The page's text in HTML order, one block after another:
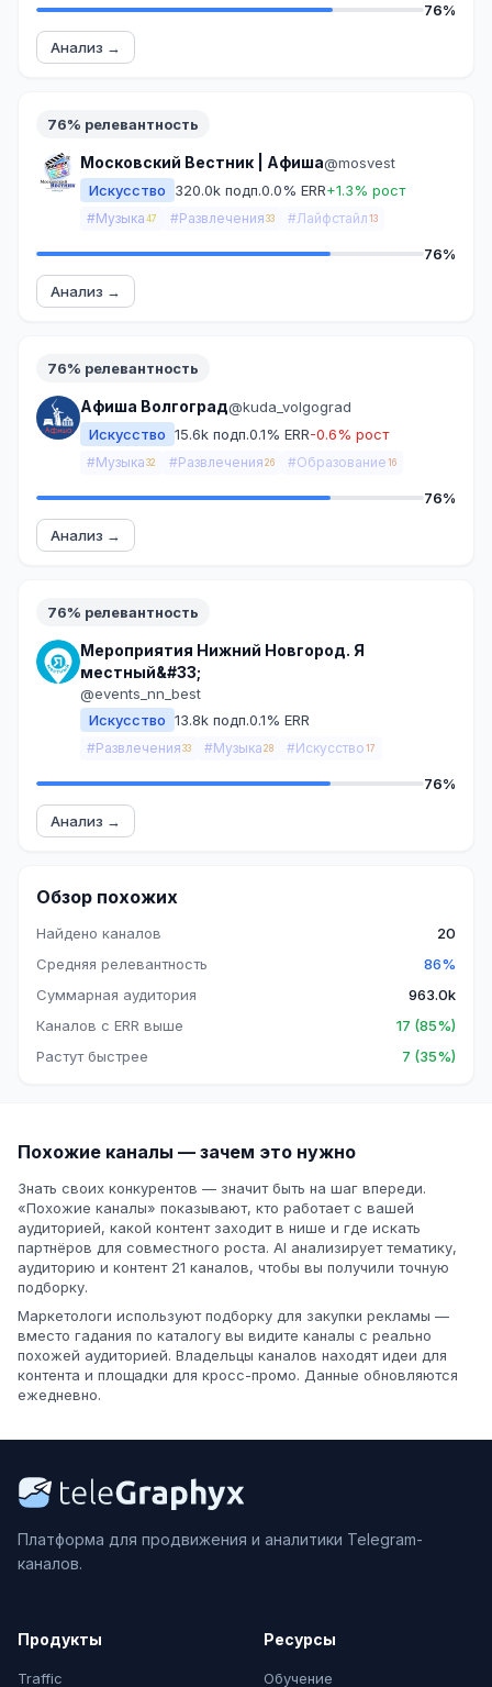
76%
Анализ →
76% релевантность
Московский Вестник | Афиша@mosvest
Искусство
320.0k подп.0.0% ERR+1.3% рост
#Музыка 47 #Развлечения 33 #Лайфстайл 13
76%
Анализ →
76% релевантность
Афиша Волгоград@kuda_volgograd
Искусство 15.6k подп.0.1% ERR-0.6% рост
#Музыка 32 #Развлечения 26 #Образование 16
76%
Анализ →
76% релевантность
Мероприятия Нижний Новгород. Я
местный&#33;
@events_nn_best
Искусство 13.8k подп.0.1% ERR
#Развлечения 33 #Музыка 28 #Искусство 17
76%
Анализ →
Обзор похожих
Найдено каналов
20
Средняя релевантность
86%
Суммарная аудитория
963.0k
Каналов с ERR выше
17 (85%)
Растут быстрее
7 (35%)
Похожие каналы — зачем это нужно
Знать своих конкурентов — значит быть на шаг впереди.
«Похожие каналы» показывают, кто работает с вашей
аудиторией, какой контент заходит в нише и где искать
партнёров для совместного роста. AI анализирует тематику,
аудиторию и контент 21 каналов, чтобы вы получили точную
подборку.
Маркетологи используют подборку для закупки рекламы —
вместо гадания по каталогу вы видите каналы с реально
похожей аудиторией. Владельцы каналов находят идеи для
контента и площадки для кросс-промо. Данные обновляются
ежедневно.
Платформа для продвижения и аналитики Telegram-
каналов.
Продукты
Traffic
Ресурсы
Обучение